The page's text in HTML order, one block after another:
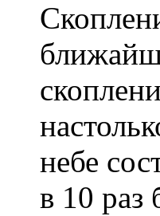
небе
в 10 раз